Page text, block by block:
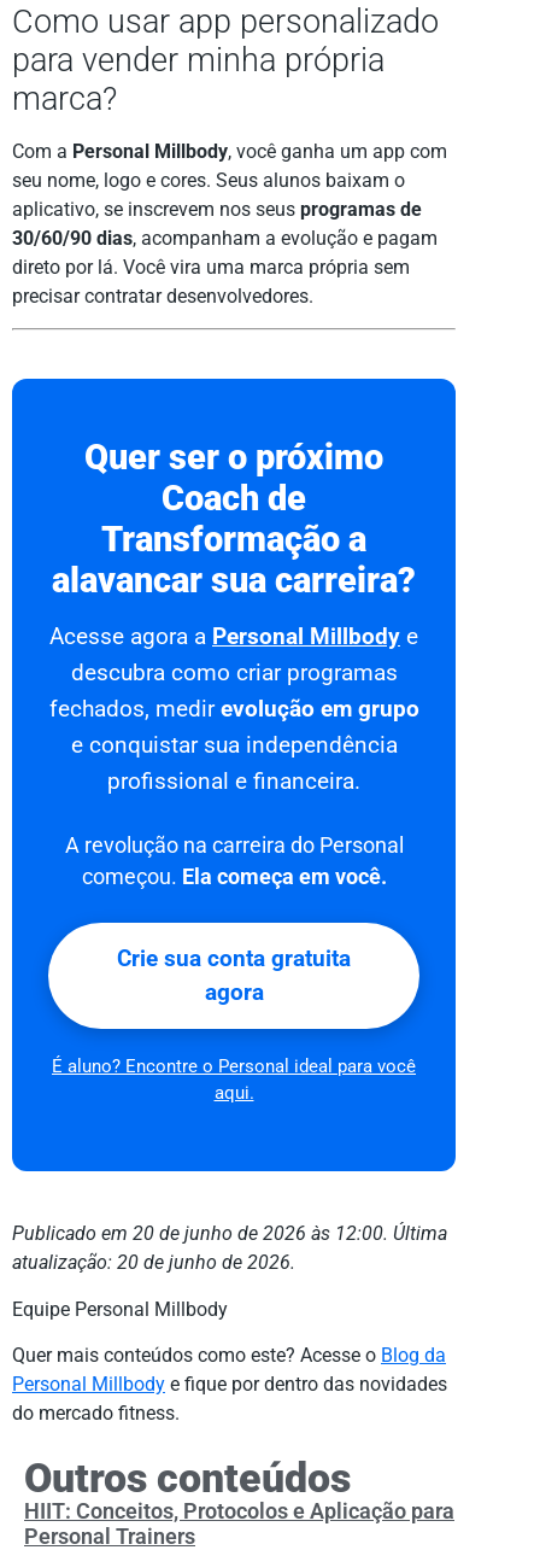
Como usar app personalizado
para vender minha própria
marca?
Com a Personal Millbody, você ganha um app com
seu nome, logo e cores. Seus alunos baixam o
aplicativo, se inscrevem nos seus programas de
30/60/90 dias, acompanham a evolução e pagam
direto por lá. Você vira uma marca própria sem
precisar contratar desenvolvedores.
Quer ser o próximo
Coach de
Transformação a
alavancar sua carreira?
Acesse agora a Personal Millbody e
descubra como criar programas
fechados, medirevolução em grupo
e conquistar sua independência
profissional e financeira.
A revolução na carreira do Personal
começou. Ela começa em você.
Crie sua conta gratuita
agora
É aluno? Encontre o Personal ideal para você
aqui.
Publicado em 20 de junho de 2026 às 12:00. Última
atualização: 20 de junho de 2026.
Equipe Personal Millbody
Quer mais conteúdos como este? Acesse o Blog da
Personal Millbody e fique por dentro das novidades
do mercado fitness.
Outros conteúdos
HIIT: Conceitos, Protocolos e Aplicação para
Personal Trainers